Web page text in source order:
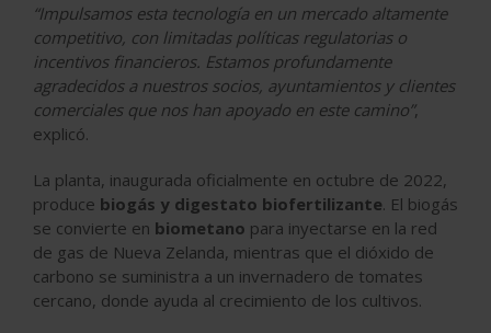
“Impulsamos esta tecnología en un mercado altamente
competitivo, con limitadas políticas regulatorias o
incentivos financieros. Estamos profundamente
agradecidos a nuestros socios, ayuntamientos y clientes
comerciales que nos han apoyado en este camino”,
explicó.
La planta, inaugurada oficialmente en octubre de 2022,
produce biogás y digestato biofertilizante. El biogás
se convierte en biometano para inyectarse en la red
de gas de Nueva Zelanda, mientras que el dióxido de
carbono se suministra a un invernadero de tomates
cercano, donde ayuda al crecimiento de los cultivos.